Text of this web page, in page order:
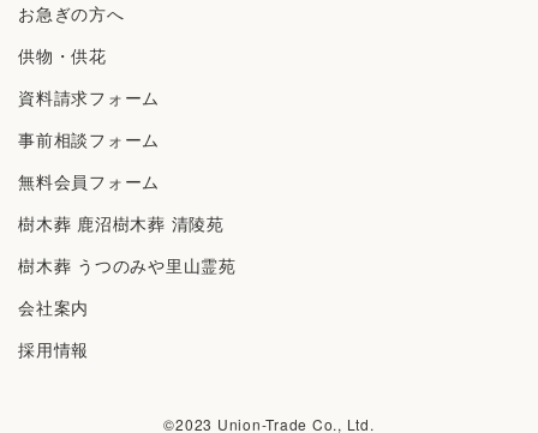
お急ぎの方へ
供物・供花
資料請求フォーム
事前相談フォーム
無料会員フォーム
樹⽊葬 ⿅沼樹⽊葬 清陵苑
樹⽊葬 うつのみや⾥⼭霊苑
会社案内
採⽤情報
©︎2023 Union-Trade Co., Ltd.